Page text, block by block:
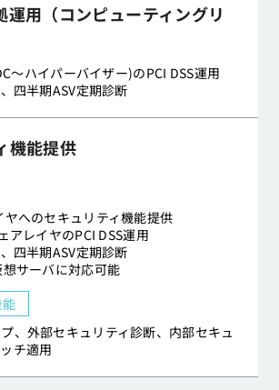
運用（コンピューティングリ
～ハイパーバイザー)のPCI DSS運用
四半期ASV定期診断
機能提供
ヤへのセキュリティ機能提供
アレイヤのPCI DSS運用
四半期ASV定期診断
サーバに対応可能
、外部セキュリティ診断、内部セキュ
チ適用